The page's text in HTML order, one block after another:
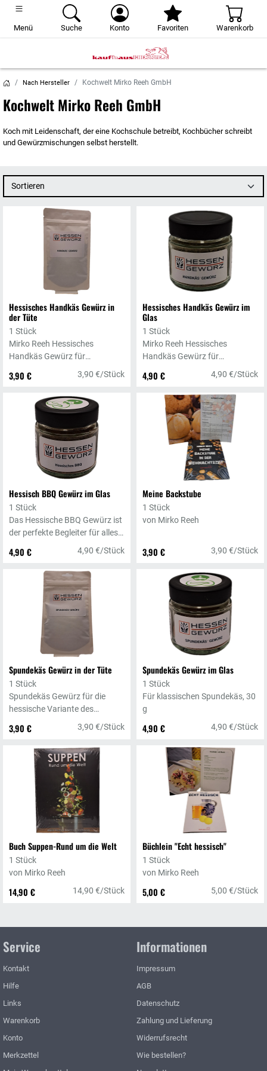
Menü Suche Konto Favoriten Warenkorb
Nach Hersteller Kochwelt Mirko Reeh GmbH
Kochwelt Mirko Reeh GmbH
Koch mit Leidenschaft, der eine Kochschule betreibt, Kochbücher schreibt
und Gewürzmischungen selbst herstellt.
Sortieren
Hessisches Handkäs Gewürz in
der Tüte
3,90 € 3,90 €/Stück
1 Stück
Mirko Reeh Hessisches
Handkäs Gewürz für
Salate, 30g
Hessisches Handkäs Gewürz im
Glas
4,90 € 4,90 €/Stück
1 Stück
Mirko Reeh Hessisches
Handkäs Gewürz für
Salate, 30g
Hessisch BBQ Gewürz im Glas
4,90 € 4,90 €/Stück
1 Stück
Das Hessische BBQ Gewürz ist
der perfekte Begleiter für alles
Meine Backstube
3,90 € 3,90 €/Stück
1 Stück
von Mirko Reeh
Spundekäs Gewürz in der Tüte
3,90 € 3,90 €/Stück
1 Stück
Spundekäs Gewürz für die
hessische Variante des
Spundekäs Gewürz im Glas
4,90 € 4,90 €/Stück
1 Stück
Für klassischen Spundekäs, 30
g
Buch Suppen-Rund um die Welt
14,90 € 14,90 €/Stück
1 Stück
von Mirko Reeh
Büchlein "Echt hessisch"
5,00 € 5,00 €/Stück
1 Stück
von Mirko Reeh
Service
Kontakt
Hilfe
Links
Warenkorb
Konto
Merkzettel
Informationen
Impressum
AGB
Datenschutz
Zahlung und Lieferung
Widerrufsrecht
Wie bestellen?